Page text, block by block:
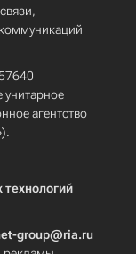
унитарное
агентство
group@ria.ru